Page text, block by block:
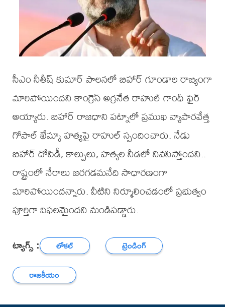
సీఎం నీతీష్‌ కుమార్ పాలనలో బిహార్‌ గూండాల రాజ్యంగా
మారిపోయిందని కాంగ్రెస్‌ అగ్రనేత రాహుల్‌ గాంధీ ఫైర్
అయ్యారు. బిహార్‌ రాజధాని పట్నాలో ప్రముఖ వ్యాపారవేత్త
గోపాల్‌ ఖేమ్కా హత్యపై రాహుల్‌ స్పందించారు. నేడు
బిహార్‌ దోపిడీ, కాల్పులు, హత్యల నీడలో నివసిస్తోందని..
రాష్ట్రంలో నేరాలు జరగడమనేది సాధారణంగా
మారిపోయిందన్నారు. వీటిని నిర్మూలించడంలో ప్రభుత్వం
పూర్తిగా విఫలమైందని మండిపడ్డారు.
ట్యాగ్స్ : లోకల్
ట్రెండింగ్
రాజకీయం